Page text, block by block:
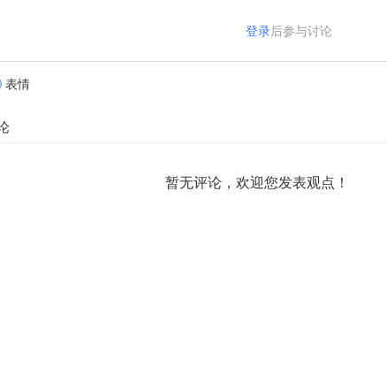
登录后参与讨论
表情
暂无评论，欢迎您发表观点！